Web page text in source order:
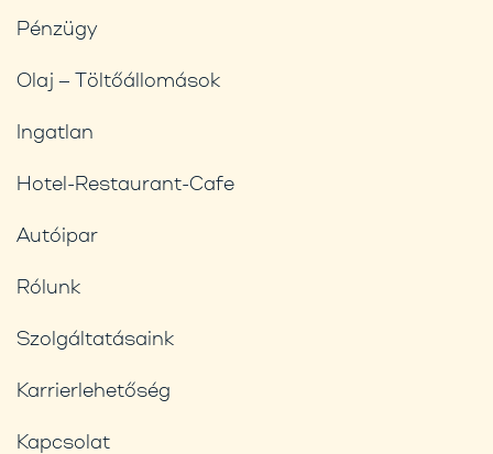
Pénzügy
Olaj – Töltőállomások
Ingatlan
Hotel-Restaurant-Cafe
Autóipar
Rólunk
Szolgáltatásaink
Karrierlehetőség
Kapcsolat